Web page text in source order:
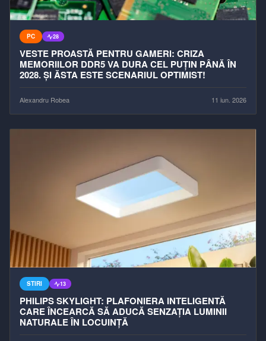
PC 28
VESTE PROASTĂ PENTRU GAMERI: CRIZA
MEMORIILOR DDR5 VA DURA CEL PUȚIN PÂNĂ ÎN
2028. ȘI ĂSTA ESTE SCENARIUL OPTIMIST!
Alexandru Robea 11 iun. 2026
STIRI 13
PHILIPS SKYLIGHT: PLAFONIERA INTELIGENTĂ
CARE ÎNCEARCĂ SĂ ADUCĂ SENZAȚIA LUMINII
NATURALE ÎN LOCUINȚĂ